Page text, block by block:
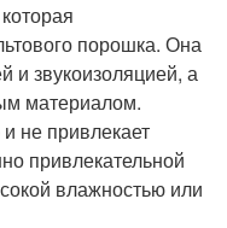
порошка. Она
и звукоизоляцией, а
материалом.
не привлекает
привлекательной
влажностью или